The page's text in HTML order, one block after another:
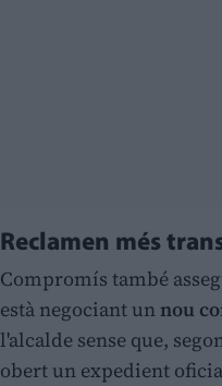
Reclamen més
Compromís també
està negociant unnou
l'alcalde sense que,
obert un expedient